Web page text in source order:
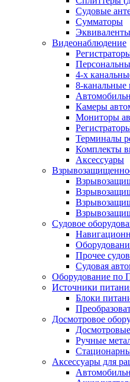
Судовые
Сумматоры
Видеонаблюдение
4-х
8-канальные
Камеры
Мониторы
Терминалы
Комплекты
Аксессуары
Судовое
Прочее
Судовая
Оборудование по
Источники
Блоки
Досмотровое
Досмотровые
Ручные
Аксессуары для